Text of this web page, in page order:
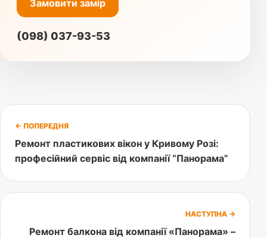
Замовити замір
(098) 037-93-53
← ПОПЕРЕДНЯ
Ремонт пластикових вікон у Кривому Розі:
професійний сервіс від компанії “Панорама”
НАСТУПНА →
Ремонт балкона від компанії «Панорама» –